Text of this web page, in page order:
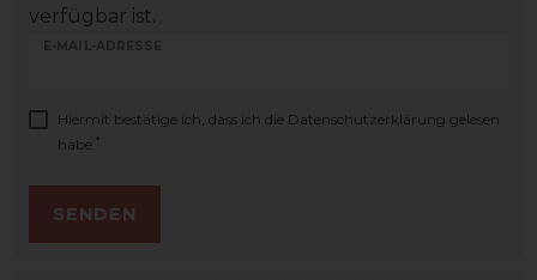
verfügbar ist.
E-MAIL-ADRESSE
Hiermit bestätige ich, dass ich die Daten­schutz­erklärung gelesen
habe. *
SENDEN